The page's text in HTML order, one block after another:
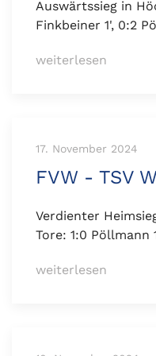
Auswärtssieg in
Finkbeiner 1', 0:2
weiterlesen
17. November 2024
FVW - TSV
Verdienter
Tore: 1:0 Pöllmann
weiterlesen